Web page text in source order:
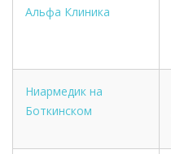
Альфа Клиника
Ниармедик на
Боткинском